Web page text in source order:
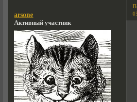
arsone
Активный участник